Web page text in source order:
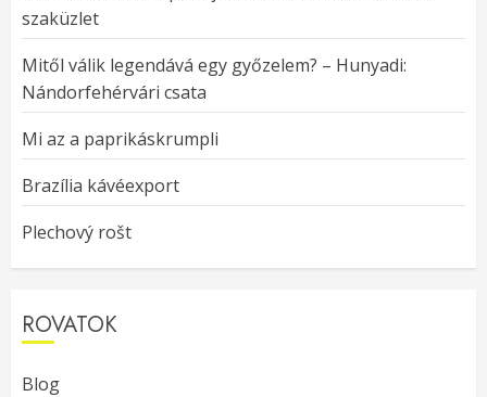
szaküzlet
Mitől válik legendává egy győzelem? – Hunyadi:
Nándorfehérvári csata
Mi az a paprikáskrumpli
Brazília kávéexport
Plechový rošt
ROVATOK
Blog